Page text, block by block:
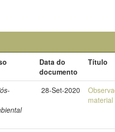
Data do
documento
Título
28-Set-2020